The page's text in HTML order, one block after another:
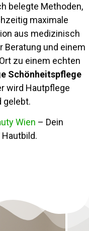
belegte Methoden,
maximale
aus medizinisch
und einem
zu einem echten
Schönheitspflege
wird Hautpflege
gelebt.
Wien – Dein